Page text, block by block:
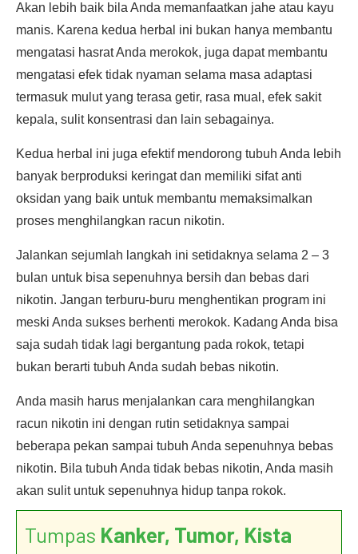
Akan lebih baik bila Anda memanfaatkan jahe atau kayu
manis. Karena kedua herbal ini bukan hanya membantu
mengatasi hasrat Anda merokok, juga dapat membantu
mengatasi efek tidak nyaman selama masa adaptasi
termasuk mulut yang terasa getir, rasa mual, efek sakit
kepala, sulit konsentrasi dan lain sebagainya.
Kedua herbal ini juga efektif mendorong tubuh Anda lebih
banyak berproduksi keringat dan memiliki sifat anti
oksidan yang baik untuk membantu memaksimalkan
proses menghilangkan racun nikotin.
Jalankan sejumlah langkah ini setidaknya selama 2 – 3
bulan untuk bisa sepenuhnya bersih dan bebas dari
nikotin. Jangan terburu-buru menghentikan program ini
meski Anda sukses berhenti merokok. Kadang Anda bisa
saja sudah tidak lagi bergantung pada rokok, tetapi
bukan berarti tubuh Anda sudah bebas nikotin.
Anda masih harus menjalankan cara menghilangkan
racun nikotin ini dengan rutin setidaknya sampai
beberapa pekan sampai tubuh Anda sepenuhnya bebas
nikotin. Bila tubuh Anda tidak bebas nikotin, Anda masih
akan sulit untuk sepenuhnya hidup tanpa rokok.
Tumpas Kanker, Tumor, Kista